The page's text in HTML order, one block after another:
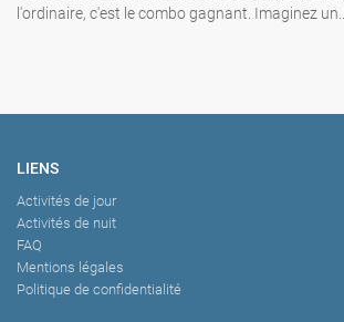
l'ordinaire, c'est le combo gagnant. Imaginez un...
LIENS
Activités de jour
Activités de nuit
FAQ
Mentions légales
Politique de confidentialité